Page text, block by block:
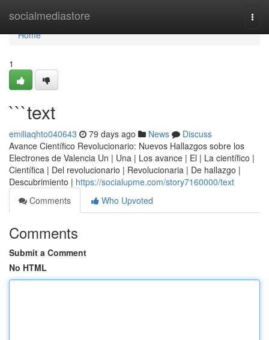
socialmediastore
Home
Home
1
```text
emiliaqhto040643 79 days ago News
Discuss
Avance Científico Revolucionario: Nuevos Hallazgos sobre los
Electrones de Valencia Un | Una | Los avance | El | La científico |
Científica | Del revolucionario | Revolucionaria | De hallazgo |
Descubrimiento | https://socialupme.com/story7160000/text
Comments
Who Upvoted
Comments
Submit a Comment
No HTML